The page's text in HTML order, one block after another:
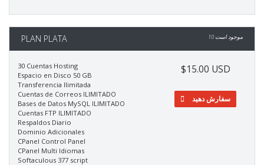
PLAN PLATA 10 موجود است
30 Cuentas Hosting
Espacio en Disco 50 GB
Transferencia Ilimitada
Cuentas de Correos ILIMITADO
Bases de Datos MySQL ILIMITADO
Cuentas FTP ILIMITADO
Respaldos Diario
Dominio Adicionales
CPanel Control Panel
CPanel Multi Idiomas
Softaculous 377 script
$15.00 USD
سفارش دهید